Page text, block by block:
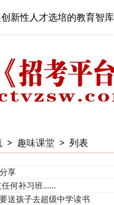
新性人才选培的教育智库
> 趣味课堂 > 列表
享
任何补习班……
送孩子去超级中学读书